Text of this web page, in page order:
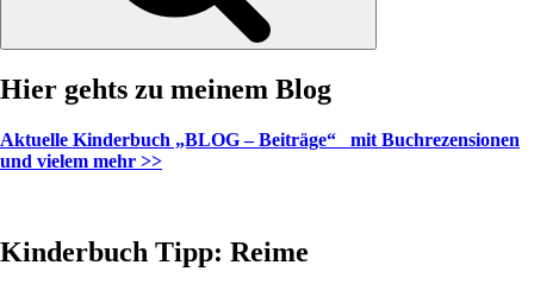
Hier gehts zu meinem Blog
Aktuelle Kinderbuch „BLOG – Beiträge“ mit Buchrezensionen
und vielem mehr >>
Kinderbuch Tipp: Reime